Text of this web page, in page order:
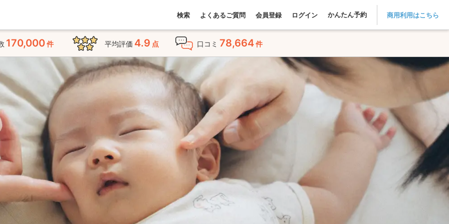
検索 よくあるご質問 会員登録 ログイン かんたん予約 商用利用はこちら
170,000件 平均評価 4.9 点 口コミ 78,664件